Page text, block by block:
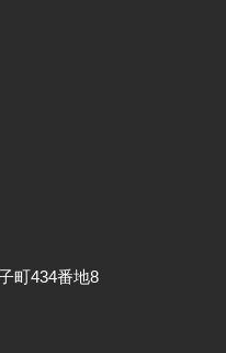
町434番地8